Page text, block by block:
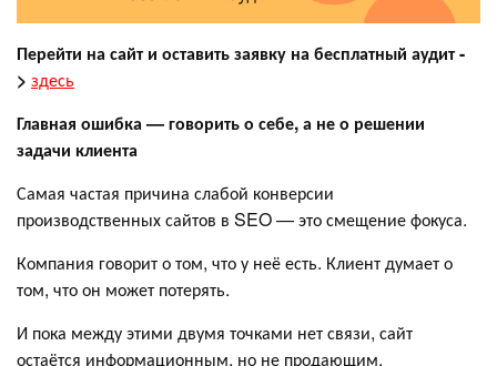
Перейти на сайт и оставить заявку на бесплатный аудит-
> здесь
Главная ошибка — говорить о себе, а не о решении
задачи клиента
Самая частая причина слабой конверсии
производственных сайтов в SEO — это смещение фокуса.
Компания говорит о том, что у неё есть. Клиент думает о
том, что он может потерять.
И пока между этими двумя точками нет связи, сайт
остаётся информационным, но не продающим.